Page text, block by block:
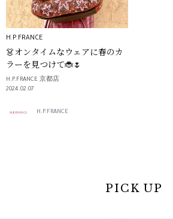
H.P.FRANCE
👗オンタイムなウェアに春のカ
ラーを見つけて🐞🌷
H.P.FRANCE 京都店
2024.02.07
H.P.FRANCE
PICK UP